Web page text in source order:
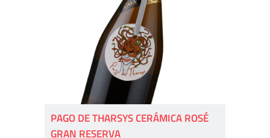
PAGO DE THARSYS CERÁMICA ROSÉ
GRAN RESERVA